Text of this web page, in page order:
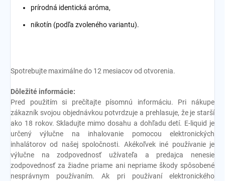
prírodná identická aróma,
nikotín (podľa zvoleného variantu).
Spotrebujte maximálne do 12 mesiacov od otvorenia.
Dôležité informácie:
Pred použitím si prečítajte písomnú informáciu. Pri nákupe
zákazník svojou objednávkou potvrdzuje a prehlasuje, že je starší
ako 18 rokov. Skladujte mimo dosahu a dohľadu detí. E-liquid je
určený výlučne na inhalovanie pomocou elektronických
inhalátorov od našej spoločnosti. Akékoľvek iné používanie je
výlučne na zodpovednosť užívateľa a predajca nenesie
zodpovednosť za žiadne priame ani nepriame škody spôsobené
nesprávnym používaním. Ak pri používaní elektronického